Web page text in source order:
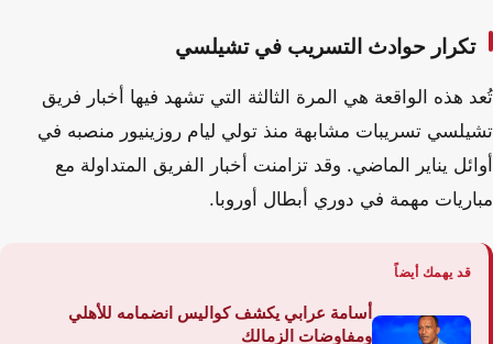
تكرار حوادث التسريب في تشيلسي
تُعد هذه الواقعة هي المرة الثالثة التي تشهد فيها أخبار فريق
تشيلسي تسريبات مشابهة منذ تولي ليام روزينيور منصبه في
أوائل يناير الماضي. وقد تزامنت أخبار الفريق المتداولة مع
مباريات مهمة في دوري أبطال أوروبا.
قد يهمك أيضاً
أسامة عرابي يكشف كواليس انضمامه للأهلي
ومفاوضات الزمالك